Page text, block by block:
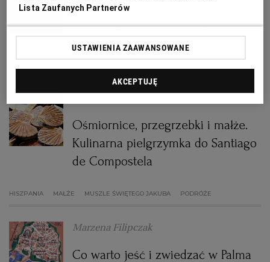
SOSNOWIEC
SZCZECIN
TORUŃ
TRÓJMIASTO
Co je się na Grenlandii, gdzie
rosną tylko zioła i jagody?
Ośmiornice, przegrzebki i małże.
Kulinarna pielgrzymka do Santiago
de Compostela
HISZPANIA MAŁŻE MUSZLE ŚWIĘTEGO JAKUBA PODRÓŻE
Marzena Filipczak
Co warto jeść i zwiedzać w Palma
Lista Zaufanych Partnerów
USTAWIENIA ZAAWANSOWANE
AKCEPTUJĘ